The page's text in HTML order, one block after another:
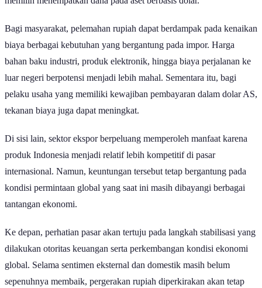
Bagi masyarakat, pelemahan rupiah dapat berdampak pada kenaikan
biaya berbagai kebutuhan yang bergantung pada impor. Harga
bahan baku industri, produk elektronik, hingga biaya perjalanan ke
luar negeri berpotensi menjadi lebih mahal. Sementara itu, bagi
pelaku usaha yang memiliki kewajiban pembayaran dalam dolar AS,
tekanan biaya juga dapat meningkat.
Di sisi lain, sektor ekspor berpeluang memperoleh manfaat karena
produk Indonesia menjadi relatif lebih kompetitif di pasar
internasional. Namun, keuntungan tersebut tetap bergantung pada
kondisi permintaan global yang saat ini masih dibayangi berbagai
tantangan ekonomi.
Ke depan, perhatian pasar akan tertuju pada langkah stabilisasi yang
dilakukan otoritas keuangan serta perkembangan kondisi ekonomi
global. Selama sentimen eksternal dan domestik masih belum
sepenuhnya membaik, pergerakan rupiah diperkirakan akan tetap